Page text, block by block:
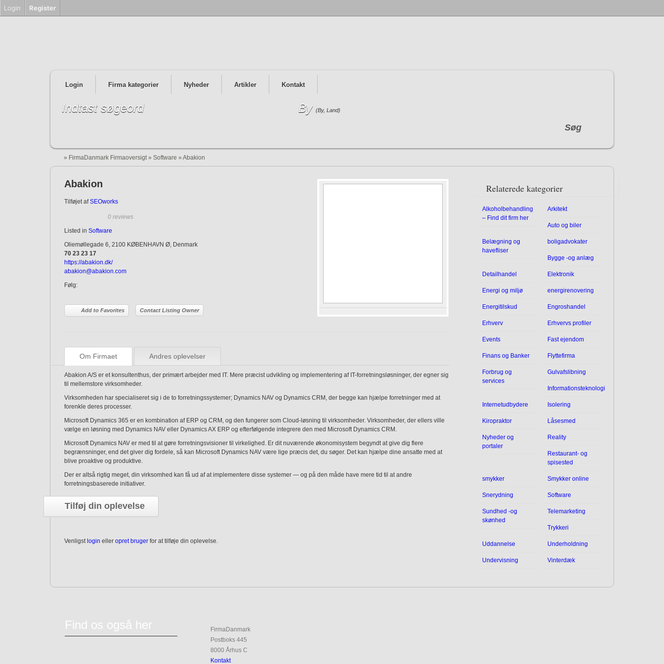
Login Firma kategorier Nyheder Artikler Kontakt
Indtast søgeord By (By, Land)
Søg
» FirmaDanmark Firmaoversigt » Software » Abakion
Abakion
Tilføjet afSEOworks
0 reviews
Listed in Software
Oliemøllegade 6, 2100 KØBENHAVN Ø, Denmark
70 23 23 17
https://abakion.dk/
abakion@abakion.com
Følg:
Add to Favorites Contact Listing Owner
Om Firmaet Andres oplevelser
Abakion A/S er et konsultenthus, der primært arbejder med IT. Mere præcist udvikling og implementering af IT-forretningsløsninger, der egner sig
til mellemstore virksomheder.
Virksomheden har specialiseret sig i de to forretningssystemer; Dynamics NAV og Dynamics CRM, der begge kan hjælpe forretninger med at
forenkle deres processer.
Microsoft Dynamics 365 er en kombination af ERP og CRM, og den fungerer som Cloud-løsning til virksomheder. Virksomheder, der ellers ville
vælge en løsning med Dynamics NAV eller Dynamics AX ERP og efterfølgende integrere den med Microsoft Dynamics CRM.
Microsoft Dynamics NAV er med til at gøre forretningsvisioner til virkelighed. Er dit nuværende økonomisystem begyndt at give dig flere
begrænsninger, end det giver dig fordele, så kan Microsoft Dynamics NAV være lige præcis det, du søger. Det kan hjælpe dine ansatte med at
blive proaktive og produktive.
Der er altså rigtig meget, din virksomhed kan få ud af at implementere disse systemer — og på den måde have mere tid til at andre
forretningsbaserede initiativer.
Tilføj din oplevelse
Venligst login eller opret bruger for at tilføje din oplevelse.
Relaterede kategorier
Alkoholbehandling
– Find dit firm her
Arkitekt
Auto og biler
Belægning og
havefliser
boligadvokater
Bygge -og anlæg
Detailhandel Elektronik
Energi og miljø energirenovering
Energitilskud Engroshandel
Erhverv Erhvervs profiler
Events Fast ejendom
Finans og Banker Flyttefirma
Forbrug og
services
Gulvafslibning
Informationsteknologi
Internetudbydere Isolering
Kiropraktor Låsesmed
Nyheder og
portaler
Reality
Restaurant- og
spisested
smykker Smykker online
Snerydning Software
Sundhed -og
skønhed
Telemarketing
Trykkeri
Uddannelse Underholdning
Undervisning Vinterdæk
Find os også her
FirmaDanmark
Postboks 445
8000 Århus C
Kontakt
Login Register